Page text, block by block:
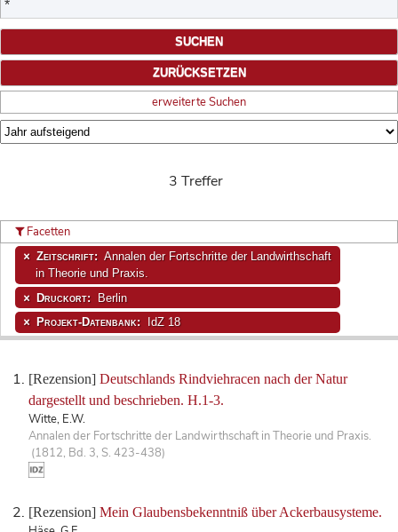
erweiterte Suchen
3 Treffer
[Rezension] Deutschlands Rindviehracen nach der Natur
dargestellt und beschrieben. H.1-3.
Witte, E.W.
Annalen der Fortschritte der Landwirthschaft in Theorie und Praxis.
(1812, Bd. 3, S. 423-438)
[Rezension] Mein Glaubensbekenntniß über Ackerbausysteme.
Facetten
Zeitschrift: Annalen der Fortschritte der Landwirthschaft
in Theorie und Praxis.
Druckort: Berlin
Projekt-Datenbank: IdZ 18